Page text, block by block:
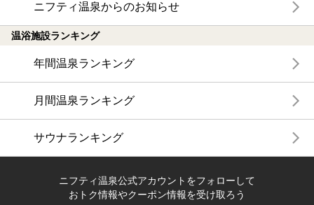
ニフティ温泉からのお知らせ
温浴施設ランキング
年間温泉ランキング
月間温泉ランキング
サウナランキング
ニフティ温泉公式アカウントをフォローして
おトク情報やクーポン情報を受け取ろう